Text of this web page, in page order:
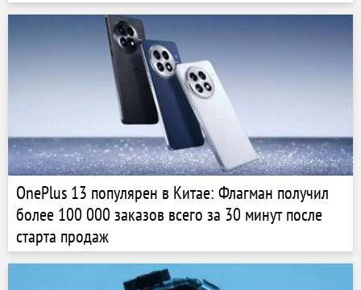
OnePlus 13 популярен в Китае: Флагман получил
более 100 000 заказов всего за 30 минут после
старта продаж